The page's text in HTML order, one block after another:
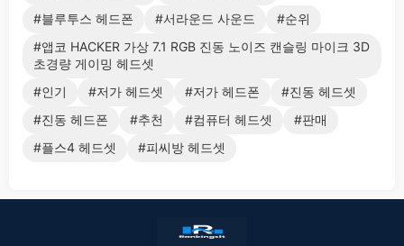
#블루투스 헤드폰
#서라운드 사운드
#순위
#앱코 HACKER 가상 7.1 RGB 진동 노이즈 캔슬링 마이크 3D
초경량 게이밍 헤드셋
#인기
#저가 헤드셋 #저가 헤드폰
#진동 헤드셋
#진동 헤드폰
#추천 #컴퓨터 헤드셋
#판매
#플스4 헤드셋
#피씨방 헤드셋